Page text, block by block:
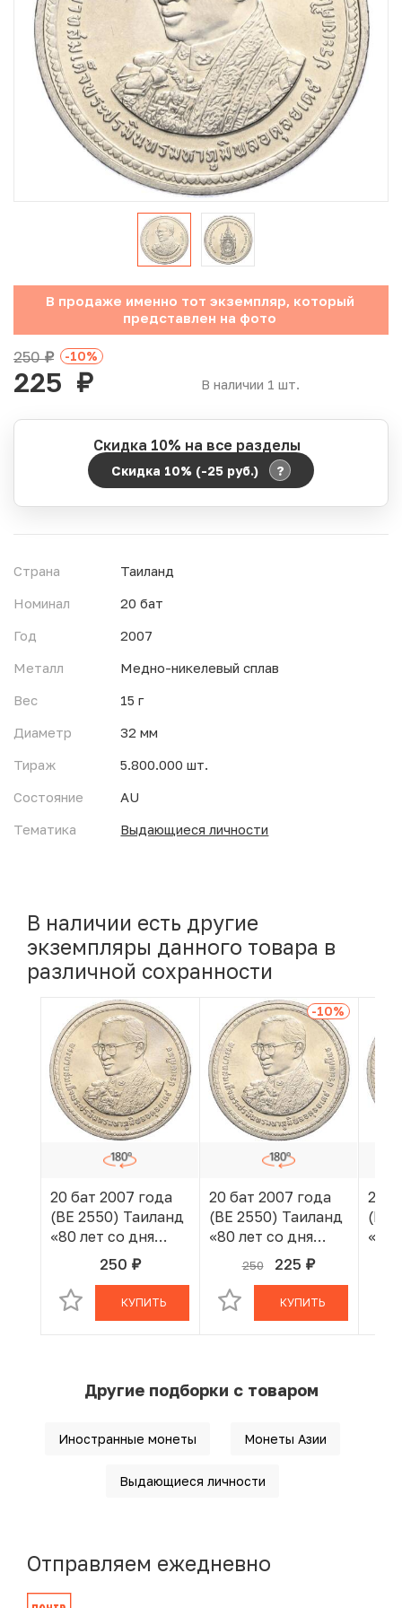
Юбилейные монеты Банка России (с 1999 года)
Памятные и инвестиционные монеты СССР и России
Иностранные монеты
Неофициальные выпуски монет (Unusual)
Античные и средневековые монеты
В продаже именно тот экземпляр, который
представлен на фото
В наличии 1 шт.
250руб. -10%
225 руб.
Скидка 10% на все разделы
Скидка 10% (-25 руб.) ?
Период действия акции:
Время до окончания:
1дн. ч.
Страна
Таиланд
Номинал
20 бат
Год
2007
Металл
Медно-никелевый сплав
Вес
15 г
Диаметр
32 мм
Тираж
5.800.000 шт.
Состояние
AU
Тематика
Выдающиеся личности
В наличии есть другие
экземпляры данного товара в
различной сохранности
20 бат 2007 года
(BE 2550) Таиланд
«80 лет со дня
рождения Короля
250 руб.
В КОРЗИНЕ
КУПИТЬ
-10%
20 бат 2007 года
(BE 2550) Таиланд
«80 лет со дня
рождения Короля
250 225 руб.
В КОРЗИНЕ
КУПИТЬ
20
(BE
«80
Другие подборки с товаром
Иностранные монеты Монеты Азии
Выдающиеся личности
Отправляем ежедневно